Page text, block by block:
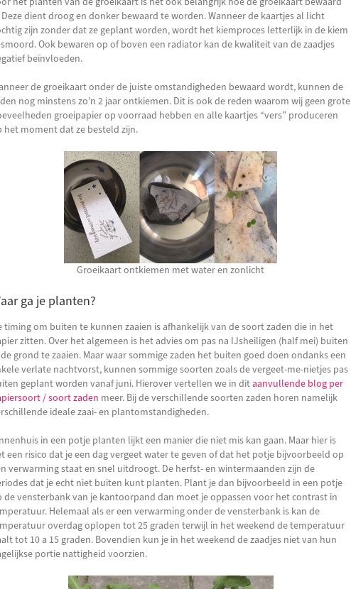
Deze dient droog en donker bewaard te worden. Wanneer de kaartjes al licht
zijn zonder dat ze geplant worden, wordt het kiemproces letterlijk in de kiem
Ook bewaren op of boven een radiator kan de kwaliteit van de zaadjes
beïnvloeden.
de groeikaart onder de juiste omstandigheden bewaard wordt, kunnen de
nog minstens zo’n 2 jaar ontkiemen. Dit is ook de reden waarom wij geen grote
groeipapier op voorraad hebben en alle kaartjes “vers” produceren
het moment dat ze besteld zijn.
Groeikaart ontkiemen met water en zonlicht
ga je planten?
timing om buiten te kunnen zaaien is afhankelijk van de soort zaden die in het
zitten. Over het algemeen is het advies om pas na IJsheiligen (half mei) buiten
grond te zaaien. Maar waar sommige zaden het buiten goed doen ondanks een
verlate nachtvorst, kunnen sommige soorten zoals de vergeet-me-nietjes pas
geplant worden vanaf juni. Hierover vertellen we in ditaanvullende blog per
/ soort zaden meer. Bij de verschillende soorten zaden horen namelijk
ideale zaai- en plantomstandigheden.
in een potje planten lijkt een manier die niet mis kan gaan. Maar hier is
een risico dat je een dag vergeet water te geven of dat het potje bijvoorbeeld op
verwarming staat en snel uitdroogt. De herfst- en wintermaanden zijn de
dat je echt niet buiten kunt planten. Plant je dan bijvoorbeeld in een potje
de vensterbank van je kantoorpand dan moet je oppassen voor het contrast in
Helemaal als er een verwarming onder de vensterbank is kan de
overdag oplopen tot 25 graden terwijl in het weekend de temperatuur
tot 10 a 15 graden. Bovendien kun je in het weekend de zaadjes niet van hun
portie nattigheid voorzien.